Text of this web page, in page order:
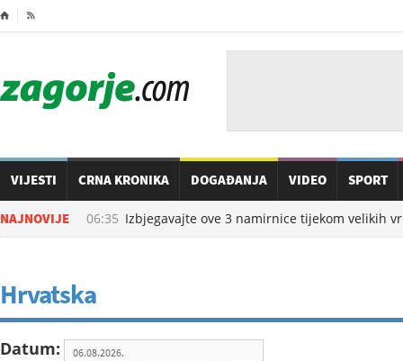
⌂ 
VIJESTI CRNA KRONIKA DOGAĐANJA VIDEO SPORT
NAJNOVIJE
u 06:35 Izbjegavajte ove 3 namirnice tijekom velikih
Hrvatska
Datum: